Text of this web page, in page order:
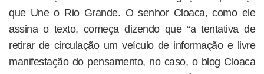
que Une o Rio Grande. O senhor Cloaca, como ele
assina o texto, começa dizendo que “a tentativa de
retirar de circulação um veículo de informação e livre
manifestação do pensamento, no caso, o blog Cloaca